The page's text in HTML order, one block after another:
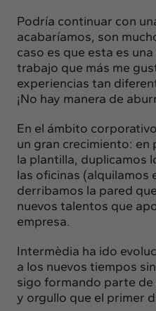
Podría continuar con
acabaríamos, son
caso es que esta es
trabajo que más me
experiencias tan
¡No hay manera de
En el ámbito
un gran crecimiento:
la plantilla, duplicamos
las oficinas (alquilamos
derribamos la pared
nuevos talentos que
empresa.
Intermèdia ha ido
a los nuevos tiempos
sigo formando parte de
y orgullo que el primer